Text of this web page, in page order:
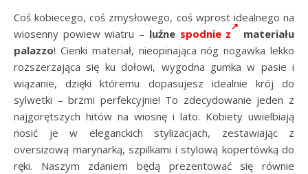
Coś kobiecego, coś zmysłowego, coś wprost idealnego na
wiosenny powiew wiatru – luźne spodnie z
materiału
palazzo! Cienki materiał, nieopinająca nóg nogawka lekko
rozszerzająca się ku dołowi, wygodna gumka w pasie i
wiązanie, dzięki któremu dopasujesz idealnie krój do
sylwetki – brzmi perfekcyjnie! To zdecydowanie jeden z
najgorętszych hitów na wiosnę i lato. Kobiety uwielbiają
nosić je w eleganckich stylizacjach, zestawiając z
oversizową marynarką, szpilkami i stylową kopertówką do
ręki. Naszym zdaniem będą prezentować się równie